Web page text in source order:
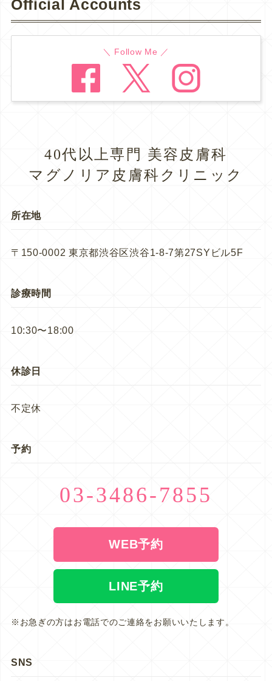
Official Accounts
＼ Follow Me ／
40代以上専門 美容皮膚科
マグノリア皮膚科クリニック
所在地
〒150-0002 東京都渋谷区渋谷1-8-7第27SYビル5F
診療時間
10:30〜18:00
休診日
不定休
予約
03-3486-7855
WEB予約
LINE予約
※お急ぎの方はお電話でのご連絡をお願いいたします。
SNS